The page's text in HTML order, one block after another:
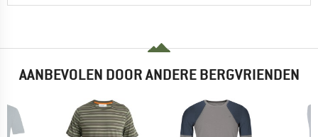
AANBEVOLEN DOOR ANDERE BERGVRIENDEN